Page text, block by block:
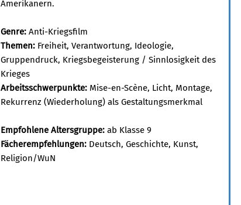
Amerikanern.
Genre: Anti-Kriegsfilm
Themen: Freiheit, Verantwortung, Ideologie,
Gruppendruck, Kriegsbegeisterung / Sinnlosigkeit des
Krieges
Arbeitsschwerpunkte: Mise-en-Scène, Licht, Montage,
Rekurrenz (Wiederholung) als Gestaltungsmerkmal
Empfohlene Altersgruppe: ab Klasse 9
Fächerempfehlungen: Deutsch, Geschichte, Kunst,
Religion/WuN